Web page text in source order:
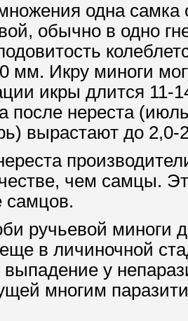
одна самка
обычно в одно
мм. Икру миноги
икры длится 11-
после нереста
вырастают до 2,0-
чем самцы.
самцов.
ручьевой миноги
в личиночной
у
многим